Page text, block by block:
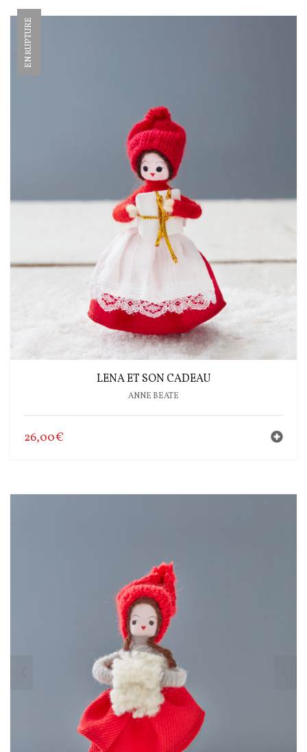
EN RUPTURE
LENA ET SON CADEAU
ANNE BEATE
26,00€